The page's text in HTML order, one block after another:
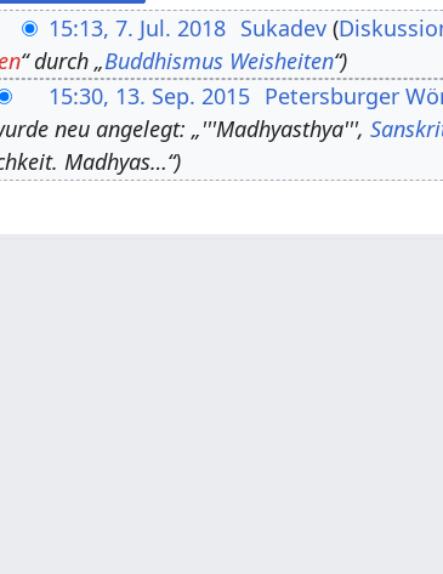
15:13, 7. Jul. 2018 Sukadev
“ durch „Buddhismus Weisheiten“
15:30, 13. Sep. 2015 Petersburger
neu angelegt: „'''Madhyasthya''',
Madhyas…“